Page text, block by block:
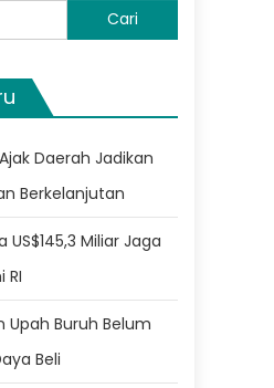
Daerah Jadikan
Berkelanjutan
Miliar Jaga
RI
Upah Buruh Belum
Beli